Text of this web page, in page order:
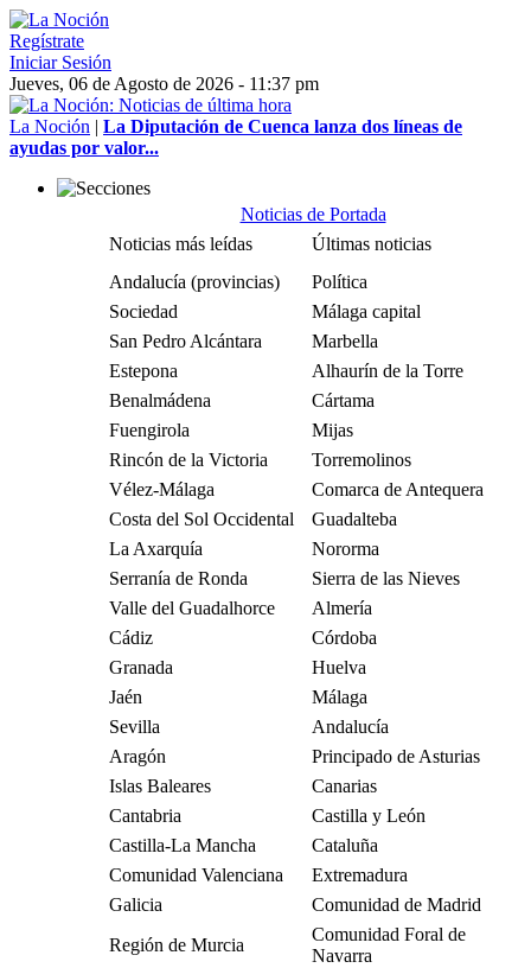
Regístrate
Iniciar Sesión
Jueves, 06 de Agosto de 2026 - 11:37 pm
La Noción | La Diputación de Cuenca lanza dos líneas de
ayudas por valor...
Noticias de Portada
Noticias más leídas
Últimas noticias
Andalucía (provincias)
Política
Sociedad
Málaga capital
San Pedro Alcántara
Marbella
Estepona
Alhaurín de la Torre
Benalmádena
Cártama
Fuengirola
Mijas
Rincón de la Victoria
Torremolinos
Vélez-Málaga
Comarca de Antequera
Costa del Sol Occidental
Guadalteba
La Axarquía
Nororma
Serranía de Ronda
Sierra de las Nieves
Valle del Guadalhorce
Almería
Cádiz
Córdoba
Granada
Huelva
Jaén
Málaga
Sevilla
Andalucía
Aragón
Principado de Asturias
Islas Baleares
Canarias
Cantabria
Castilla y León
Castilla-La Mancha
Cataluña
Comunidad Valenciana
Extremadura
Galicia
Comunidad de Madrid
Región de Murcia
Comunidad Foral de
Navarra